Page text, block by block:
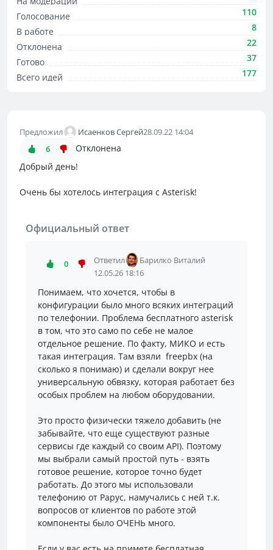
Голосование
110
В работе
8
Отклонена
22
Готово
37
Всего идей
177
Предложил Исаенков Сергей28.09.22 14:04
6
Отклонена
Добрый день!
Очень бы хотелось интеграция с Asterisk!
Официальный ответ
0 Ответил
Барилко Виталий
12.05.26 18:16
Понимаем, что хочется, чтобы в
конфигурации было много всяких интеграций
по телефонии. Проблема бесплатного asterisk
в том, что это само по себе не малое
отдельное решение. По факту, МИКО и есть
такая интеграция. Там взяли freepbx (на
сколько я понимаю) и сделали вокруг нее
универсальную обвязку, которая работает без
особых проблем на любом оборудовании.
Это просто физически тяжело добавить (не
забывайте, что еще существуют разные
сервисы где каждый со своим API). Поэтому
мы выбрали самый простой путь - взять
готовое решение, которое точно будет
работать. До этого мы использовали
телефонию от Рарус, намучались с ней т.к.
вопросов от клиентов по работе этой
компоненты было ОЧЕНЬ много.